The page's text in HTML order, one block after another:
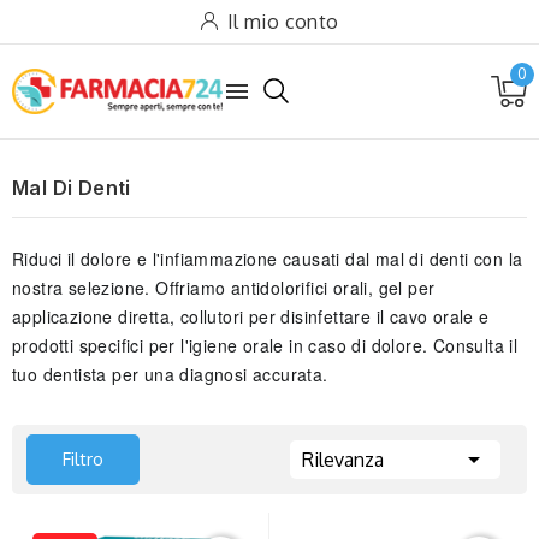
Il mio conto

0
Mal Di Denti
Riduci il dolore e l'infiammazione causati dal mal di denti con la
nostra selezione. Offriamo antidolorifici orali, gel per
applicazione diretta, collutori per disinfettare il cavo orale e
prodotti specifici per l'igiene orale in caso di dolore. Consulta il
tuo dentista per una diagnosi accurata.
Filtro Rilevanza 